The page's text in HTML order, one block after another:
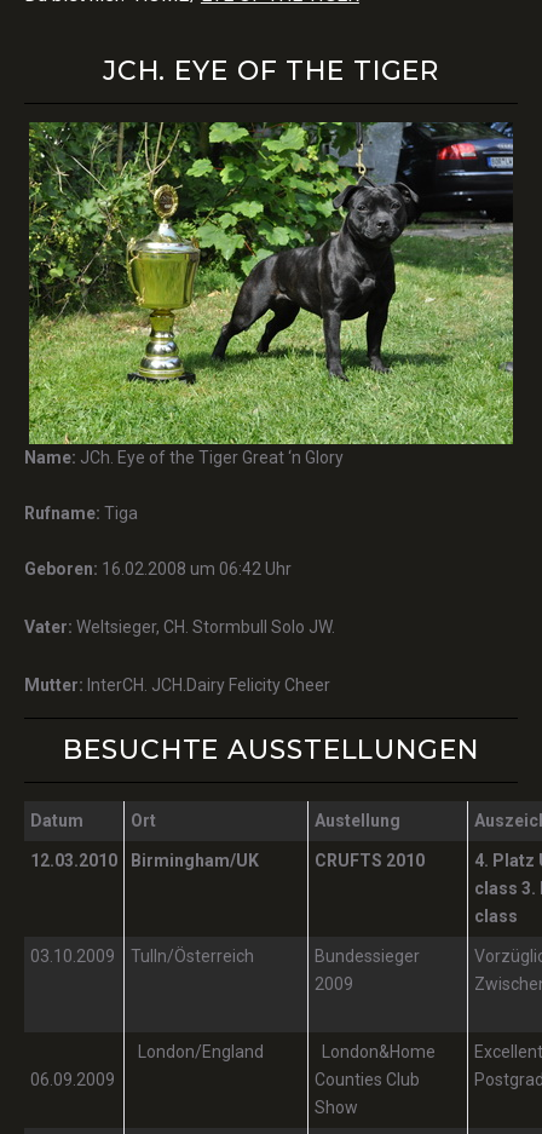
JCH. EYE OF THE TIGER
Name: JCh. Eye of the Tiger Great ‘n Glory
Rufname: Tiga
Geboren: 16.02.2008 um 06:42 Uhr
Vater: Weltsieger, CH. Stormbull Solo JW.
Mutter: InterCH. JCH.Dairy Felicity Cheer
BESUCHTE AUSSTELLUNGEN
Datum Ort Austellung
12.03.2010 Birmingham/UK CRUFTS 2010
4. Platz
class 3.
class
03.10.2009 Tulln/Österreich
Bundessieger
2009
06.09.2009
London/England
London&Home
Counties Club
Show